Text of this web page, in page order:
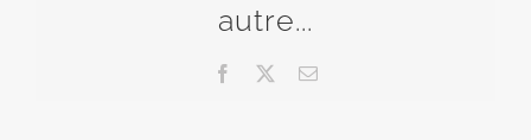
autre...
Facebook Email